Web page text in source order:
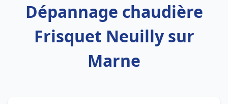
Dépannage chaudière
Frisquet Neuilly sur
Marne